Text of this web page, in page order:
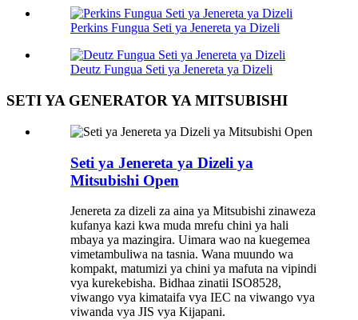
Perkins Fungua Seti ya Jenereta ya Dizeli
Deutz Fungua Seti ya Jenereta ya Dizeli
SETI YA GENERATOR YA MITSUBISHI
Seti ya Jenereta ya Dizeli ya
Mitsubishi Open
Jenereta za dizeli za aina ya Mitsubishi zinaweza
kufanya kazi kwa muda mrefu chini ya hali
mbaya ya mazingira. Uimara wao na kuegemea
vimetambuliwa na tasnia. Wana muundo wa
kompakt, matumizi ya chini ya mafuta na vipindi
vya kurekebisha. Bidhaa zinatii ISO8528,
viwango vya kimataifa vya IEC na viwango vya
viwanda vya JIS vya Kijapani.